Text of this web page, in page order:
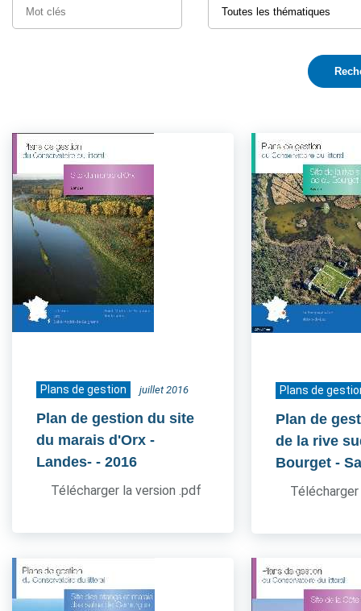
Plans de gestion juillet 2016
Plan de gestion du site
du marais d'Orx -
Landes- - 2016
Télécharger la version .pdf
Plans de
Plan de
de la rive
Bourget -